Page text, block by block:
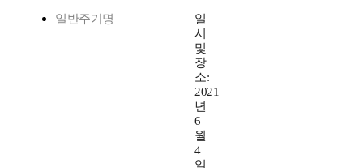
일반주기명
일
시
및
장
소:
2021
년
6
월
4
일